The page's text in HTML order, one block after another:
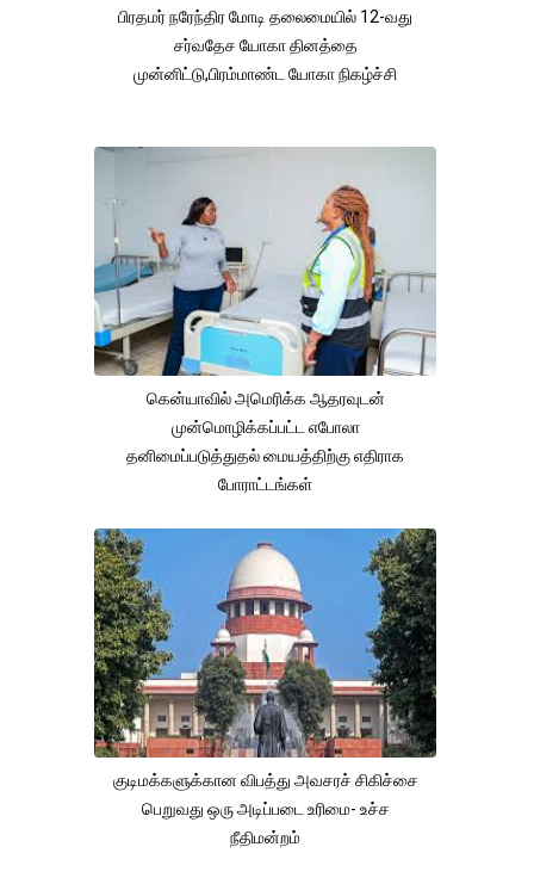
பிரதமர் நரேந்திர மோடி தலைமையில் 12-வது
சர்வதேச யோகா தினத்தை
முன்னிட்டு,பிரம்மாண்ட யோகா நிகழ்ச்சி
கென்யாவில் அமெரிக்க ஆதரவுடன்
முன்மொழிக்கப்பட்ட எபோலா
தனிமைப்படுத்துதல் மையத்திற்கு எதிராக
போராட்டங்கள்
குடிமக்களுக்கான விபத்து அவசரச் சிகிச்சை
பெறுவது ஒரு அடிப்படை உரிமை- உச்ச
நீதிமன்றம்